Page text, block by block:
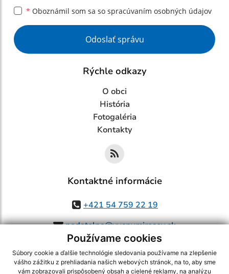
Používame cookies
Súbory cookie a ďalšie technológie sledovania používame na zlepšenie
vášho zážitku z prehliadania našich webových stránok, na to, aby sme
vám zobrazovali prispôsobený obsah a cielené reklamy, na analýzu
* Oboznámil som sa so spracúvaním osobných údajov
Google reCaptcha Response
Odoslať správu
Rýchle odkazy
O obci
História
Fotogaléria
Kontakty
Kontaktné informácie
+421 54 759 22 19
podatelna@vysnymirosov.sk
využite možnosť získavania aktuálnych informácií s využitím RSS